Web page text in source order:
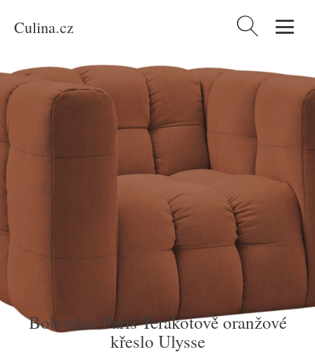
Culina.cz Vyhledávání
Domů/Produkty/Bydlení a doplňky/Bobochic Paris Terakotově oranžové
Bobochic Paris Terakotově oranžové
křeslo Ulysse